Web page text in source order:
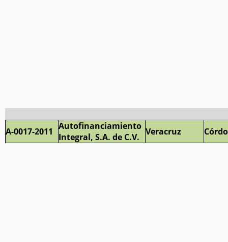
A-0017-2011 Autofinanciamiento
Integral, S.A. de C.V. Veracruz